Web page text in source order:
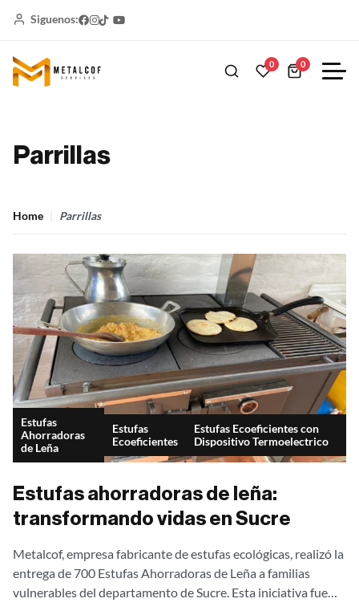
Siguenos:
0 0
Parrillas
Home Parrillas
Estufas
Ahorradoras
de Leña
Estufas
Ecoeficientes
Estufas Ecoeficientes con
Dispositivo Termoelectrico
Estufas ahorradoras de leña:
transformando vidas en Sucre
Metalcof, empresa fabricante de estufas ecológicas, realizó la
entrega de 700 Estufas Ahorradoras de Leña a familias
vulnerables del departamento de Sucre. Esta iniciativa fue